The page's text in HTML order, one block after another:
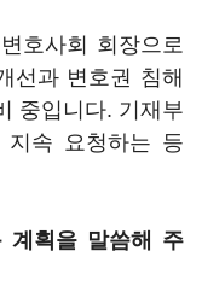
호사회 회장으로
선과 변호권 침해
중입니다. 기재부
지속 요청하는 등
계획을 말씀해 주